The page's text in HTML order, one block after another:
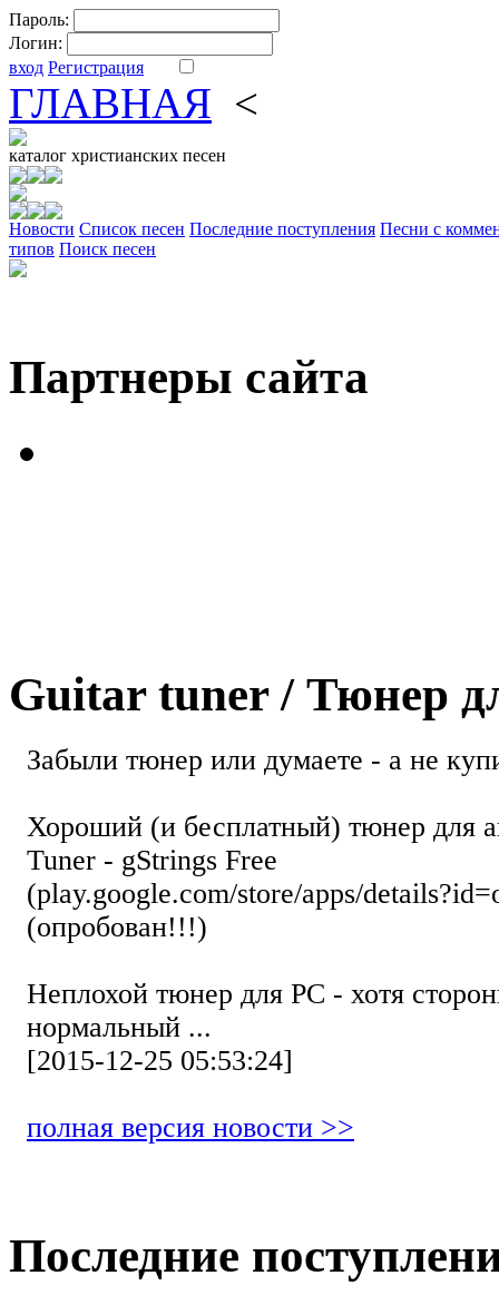
Пароль:
Логин:
вход Регистрация
ГЛАВНАЯ <
каталог христианских песен
Новости Cписок песен Последние поступления Песни с
типов Поиск песен
Партнеры сайта
Guitar tuner / Тюнер
Забыли тюнер или думаете - а не
Хороший (и бесплатный) тюнер для
Tuner - gStrings Free
(play.google.com/store/apps/
(опробован!!!)
Неплохой тюнер для РС - хотя
нормальный ...
[2015-12-25 05:53:24]
полная версия новости >>
Последние